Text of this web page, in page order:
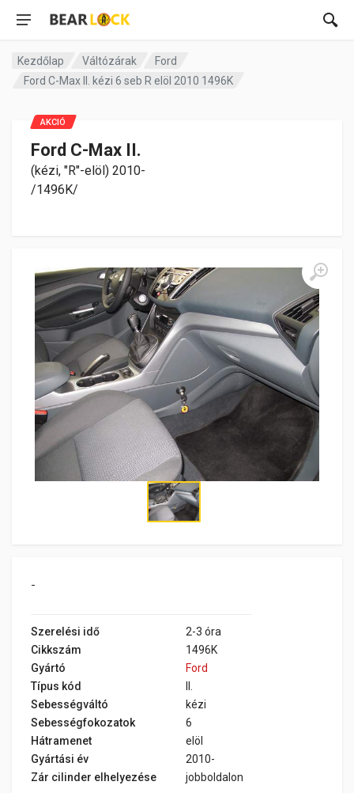
Kezdőlap Váltózárak
Ford
Ford C-Max II. kézi 6 seb R elöl 2010 1496K
Ford C-Max II.
(kézi, "R"-elöl) 2010-
/1496K/
-
AKCIÓ
Szerelési idő
2-3 óra
Cikkszám
1496K
Gyártó
Ford
Típus kód
Sebességváltó
kézi
Sebességfokozatok
6
Hátramenet
elöl
Gyártási év
2010-
Zár cilinder elhelyezése
jobboldalon